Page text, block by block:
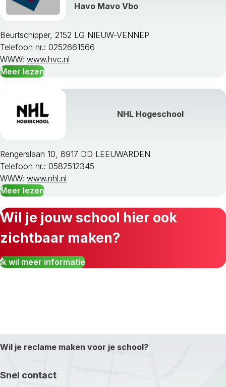
Havo Mavo Vbo
Beurtschipper, 2152 LG NIEUW-VENNEP
Telefoon nr.: 0252661566
WWW: www.hvc.nl
Meer lezen
NHL Hogeschool
Rengerslaan 10, 8917 DD LEEUWARDEN
Telefoon nr.: 0582512345
WWW: www.nhl.nl
Meer lezen
Wil je jouw school hier ook
zichtbaar maken?
Ik wil meer informatie
Wil je reclame maken voor je school?
Snel contact